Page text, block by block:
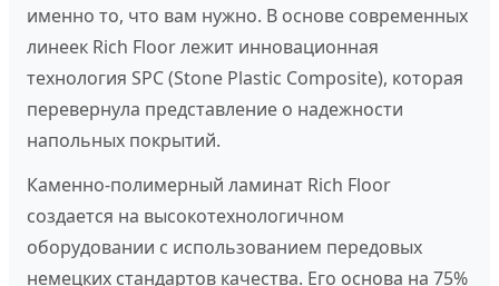
именно то, что вам нужно. В основе современных
линеек Rich Floor лежит инновационная
технология SPC (Stone Plastic Composite), которая
перевернула представление о надежности
напольных покрытий.
Каменно-полимерный ламинат Rich Floor
создается на высокотехнологичном
оборудовании с использованием передовых
немецких стандартов качества. Его основа на 75%